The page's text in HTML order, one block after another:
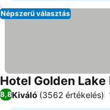
Népszerű választás
Hotel Golden Lake
8,8Kiváló (3562 értékelés)